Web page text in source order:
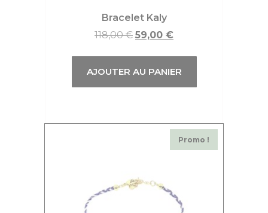
Bracelet Kaly
118,00€ 59,00 €
AJOUTER AU PANIER
Promo !